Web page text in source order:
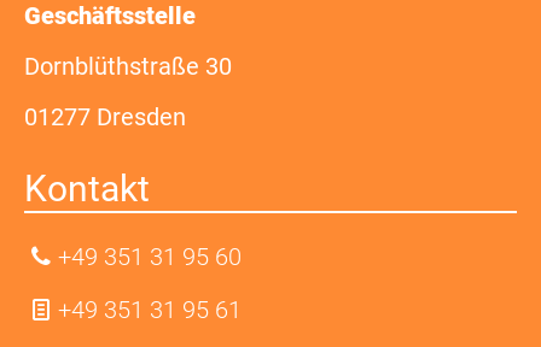
Geschäftsstelle
Dornblüthstraße 30
01277 Dresden
Kontakt
+49 351 31 95 60
+49 351 31 95 61